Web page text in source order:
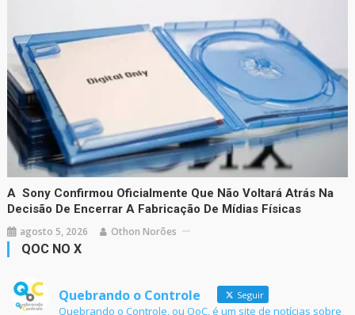
A Sony Confirmou Oficialmente Que Não Voltará Atrás Na
Decisão De Encerrar A Fabricação De Mídias Físicas
agosto 5, 2026 Othon Norões
QOC NO X
Quebrando o Controle Seguir
Quebrando o Controle, ou QoC, é um site de notícias sobre